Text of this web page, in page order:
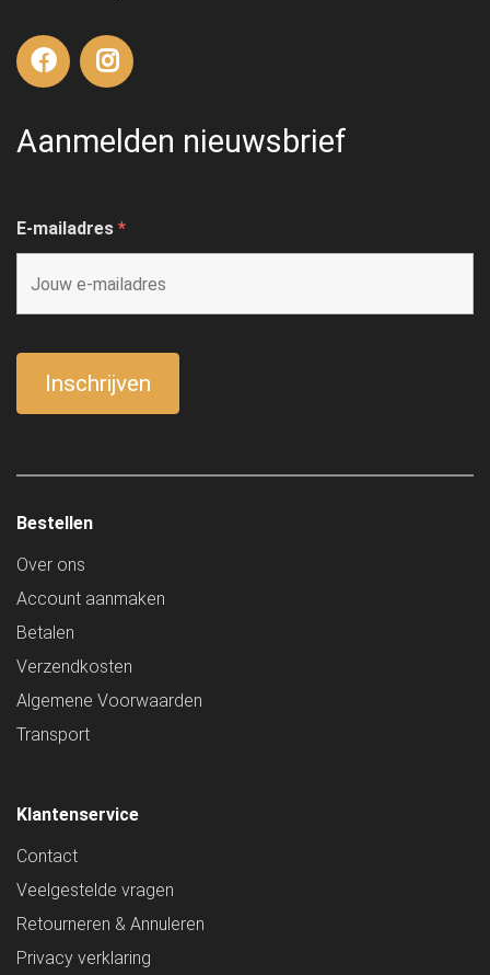
Aanmelden nieuwsbrief
E-mailadres *
Bestellen
Over ons
Account aanmaken
Betalen
Verzendkosten
Algemene Voorwaarden
Transport
Klantenservice
Contact
Veelgestelde vragen
Retourneren & Annuleren
Privacy verklaring